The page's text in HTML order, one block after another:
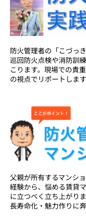
防火管理者の「こづっ
巡回防火点検や消防訓
こります。現場での貴
の視点でリポートしま
父親が所有するマンシ
経験から、悩める賃貸
に立つべく立ち上がり
長寿命化・魅力作りに奔